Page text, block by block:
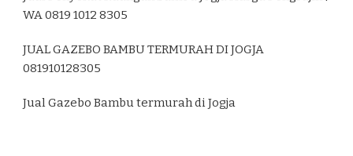
WA 0819 1012 8305
JUAL GAZEBO BAMBU TERMURAH DI JOGJA
081910128305
Jual Gazebo Bambu termurah di Jogja